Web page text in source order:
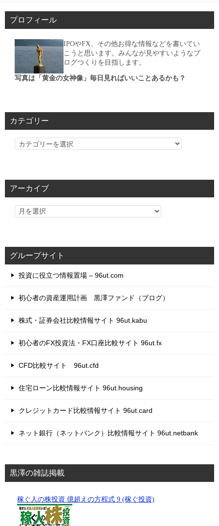
プロフィール
IPOやFX、その他お得な情報などを書いてい
こうと思います。みんなが見やすいようなブ
ログつくりを目指します。
写真は「黄金の女神像」毎日見ればいいことあるかも？
カテゴリー
カ
リ
アーカイブ
グループサイト
投資に役立つ情報置場 – 96ut.com
初心者の資産運用計画 黒澤ファンド（ブログ）
株式・証券会社比較情報サイト 96ut.kabu
初心者のFX投資法・FX口座比較サイト 96ut.fx
CFD比較サイト 96ut.cfd
住宅ローン比較情報サイト 96ut.housing
クレジットカード比較情報サイト 96ut.card
ネット銀行（ネットバンク）比較情報サイト 96ut.netbank
黒澤の雑誌掲載
稼ぐ人の株投資 億超えの方程式 9 (稼ぐ投資)